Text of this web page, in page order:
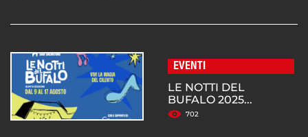
EVENTI
LE NOTTI DEL
BUFALO 2025...
702